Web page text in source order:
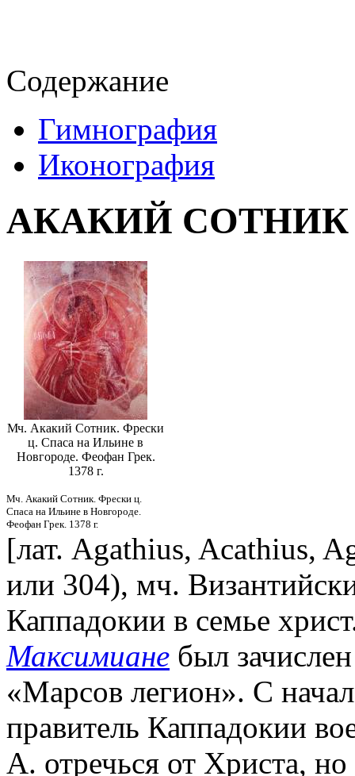
Содержание
Гимнография
Иконография
АКАКИЙ СОТНИК
Мч. Акакий Сотник. Фрески
ц. Спаса на Ильине в
Новгороде. Феофан Грек.
1378 г.
Мч. Акакий Сотник. Фрески ц.
Спаса на Ильине в Новгороде.
Феофан Грек. 1378 г.
[лат. Agathius, Acathius,
или 304), мч.
Каппадокии в семье
Максимиане был
«Марсов легион». С
правитель Каппадокии
А. отречься от Христа,